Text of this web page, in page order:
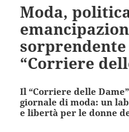
Moda,
“Corriere
Il “Corriere delle
giornale di moda: un
e libertà per le donne